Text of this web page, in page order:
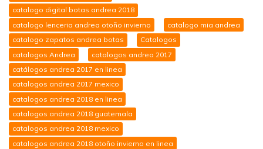
catalogo digital botas andrea 2018
catalogo lenceria andrea otoño invierno
catalogo mia andrea
catalogo zapatos andrea botas
Catalogos
catalogos Andrea
catalogos andrea 2017
catálogos andrea 2017 en linea
catalogos andrea 2017 mexico
catalogos andrea 2018 en linea
catalogos andrea 2018 guatemala
catalogos andrea 2018 mexico
catalogos andrea 2018 otoño invierno en linea